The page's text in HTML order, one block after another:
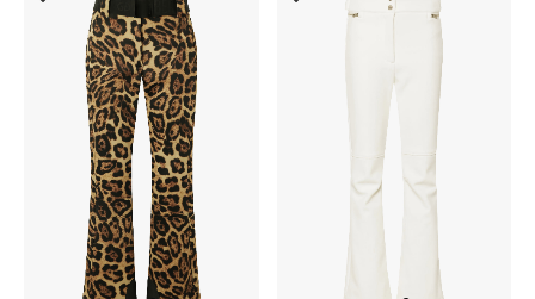
الحقائب النسائية
أحذية النسائية